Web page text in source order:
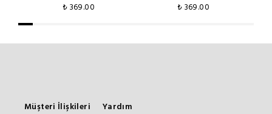
₺ 369.00 ₺ 369.00
Müşteri İlişkileri
Yardım